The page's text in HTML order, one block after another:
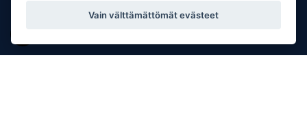
Vain välttämättömät evästeet